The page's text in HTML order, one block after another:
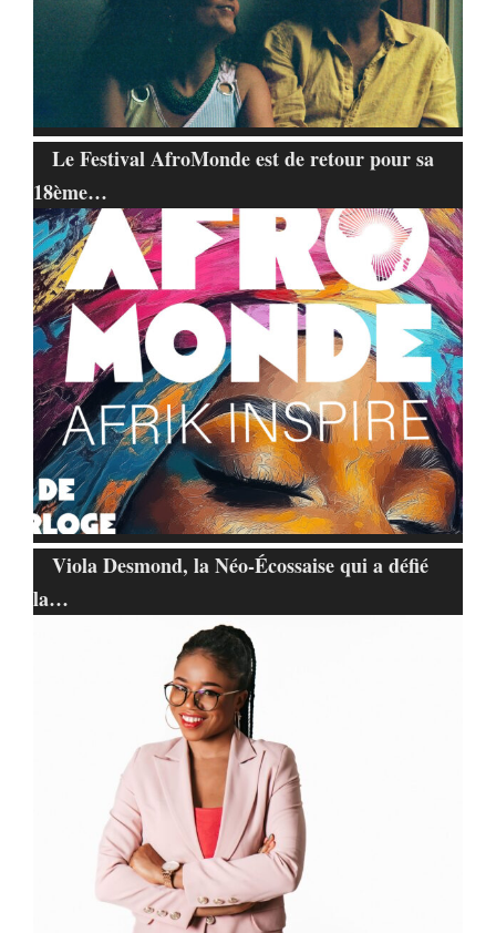
Le Festival AfroMonde est de retour pour sa
18ème…
Viola Desmond, la Néo-Écossaise qui a défié
la…